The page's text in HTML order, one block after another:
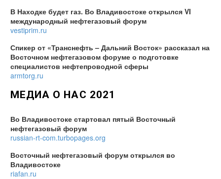
В Находке будет газ. Во Владивостоке открылся VI
международный нефтегазовый форум
vestiprim.ru
Спикер от «Транснефть – Дальний Восток» рассказал на
Восточном нефтегазовом форуме о подготовке
специалистов нефтепроводной сферы
armtorg.ru
МЕДИА О НАС 2021
Во Владивостоке стартовал пятый Восточный
нефтегазовый форум
russian-rt-com.turbopages.org
Восточный нефтегазовый форум открылся во
Владивостоке
riafan.ru